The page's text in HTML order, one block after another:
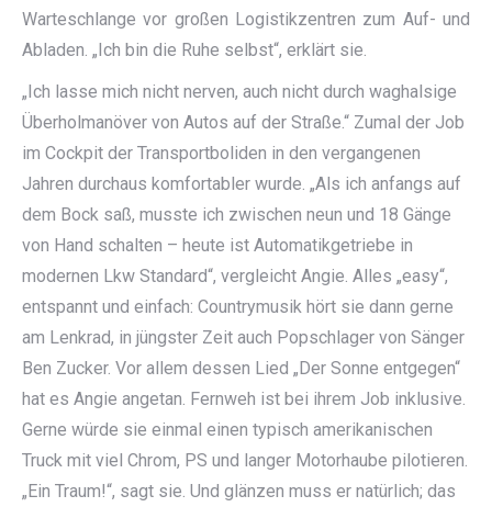
Warteschlange vor großen Logistikzentren zum Auf- und
Abladen. „Ich bin die Ruhe selbst“, erklärt sie.
„Ich lasse mich nicht nerven, auch nicht durch waghalsige
Überholmanöver von Autos auf der Straße.“ Zumal der Job
im Cockpit der Transportboliden in den vergangenen
Jahren durchaus komfortabler wurde. „Als ich anfangs auf
dem Bock saß, musste ich zwischen neun und 18 Gänge
von Hand schalten – heute ist Automatikgetriebe in
modernen Lkw Standard“, vergleicht Angie. Alles „easy“,
entspannt und einfach: Countrymusik hört sie dann gerne
am Lenkrad, in jüngster Zeit auch Popschlager von Sänger
Ben Zucker. Vor allem dessen Lied „Der Sonne entgegen“
hat es Angie angetan. Fernweh ist bei ihrem Job inklusive.
Gerne würde sie einmal einen typisch amerikanischen
Truck mit viel Chrom, PS und langer Motorhaube pilotieren.
„Ein Traum!“, sagt sie. Und glänzen muss er natürlich; das